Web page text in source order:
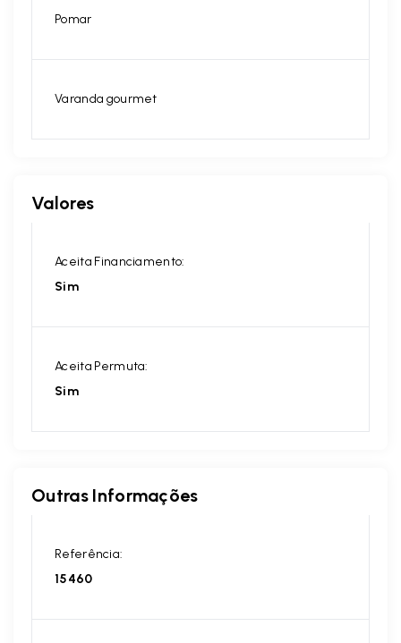
Pomar
Varanda gourmet
Valores
Aceita Financiamento:
Sim
Aceita Permuta:
Sim
Outras Informações
Referência:
15460